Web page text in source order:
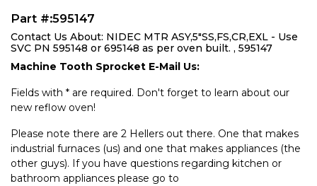
Part #:595147
Contact Us About: NIDEC MTR ASY,5"SS,FS,CR,EXL - Use
SVC PN 595148 or 695148 as per oven built. , 595147
Machine Tooth Sprocket E-Mail Us:
Fields with * are required. Don't forget to learn about our
new reflow oven!
Please note there are 2 Hellers out there. One that makes
industrial furnaces (us) and one that makes appliances (the
other guys). If you have questions regarding kitchen or
bathroom appliances please go to